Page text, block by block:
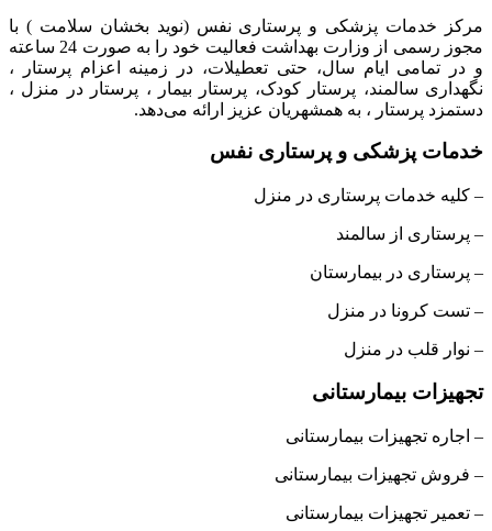
مرکز خدمات پزشکی و پرستاری نفس (نوید بخشان سلامت ) با
مجوز رسمی از وزارت بهداشت فعالیت خود را به صورت 24 ساعته
و در تمامی ایام سال، حتی تعطیلات، در زمینه اعزام پرستار ،
نگهداری سالمند، پرستار کودک، پرستار بیمار ، پرستار در منزل ،
دستمزد پرستار ، به همشهریان عزیز ارائه می‌دهد.
خدمات پزشکی و پرستاری نفس
– کلیه خدمات پرستاری در منزل
– پرستاری از سالمند
– پرستاری در بیمارستان
– تست کرونا در منزل
– نوار قلب در منزل
تجهیزات بیمارستانی
– اجاره تجهیزات بیمارستانی
– فروش تجهیزات بیمارستانی
– تعمیر تجهیزات بیمارستانی